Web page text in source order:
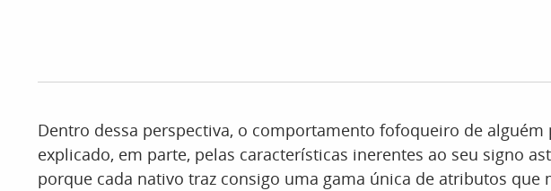
Dentro dessa perspectiva, o comportamento fofoqueiro de alguém
explicado, em parte, pelas características inerentes ao seu signo
porque cada nativo traz consigo uma gama única de atributos que